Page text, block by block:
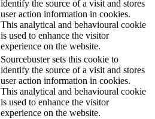
identify the source of a visit and stores
user action information in cookies.
This analytical and behavioural cookie
is used to enhance the visitor
experience on the website.
Sourcebuster sets this cookie to
identify the source of a visit and stores
user action information in cookies.
This analytical and behavioural cookie
is used to enhance the visitor
experience on the website.